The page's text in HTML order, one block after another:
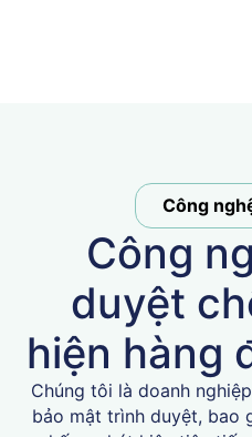
Công
Công
duyệt
hiện hàng
Chúng tôi là doanh
bảo mật trình duyệt, bao